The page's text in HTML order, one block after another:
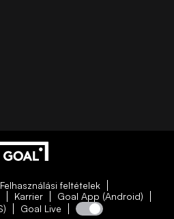
Felhasználási feltételek
Karrier
Goal App (Android)
Goal Live